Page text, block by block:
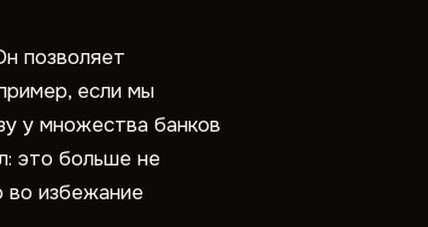
позволяет
если мы
у множества банков
это больше не
во избежание